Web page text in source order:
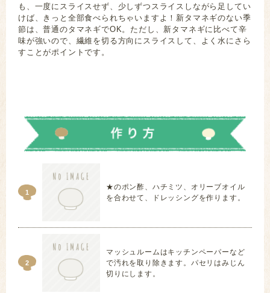
も、一度にスライスせず、少しずつスライスしながら足してい
けば、きっと全部食べられちゃいますよ！新タマネギのない季
節は、普通のタマネギでOK。ただし、新タマネギに比べて辛
味が強いので、繊維を切る方向にスライスして、よく水にさら
すことがポイントです。
1
★のポン酢、ハチミツ、オリーブオイル
を合わせて、ドレッシングを作ります。
2
マッシュルームはキッチンペーパーなど
で汚れを取り除きます。パセリはみじん
切りにします。